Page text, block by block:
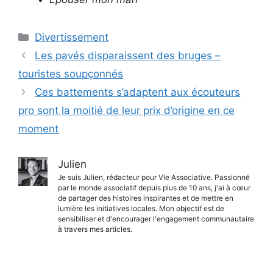
Catégories
Divertissement
Les pavés disparaissent des bruges –
touristes soupçonnés
Ces battements s’adaptent aux écouteurs
pro sont la moitié de leur prix d’origine en ce
moment
Julien
Je suis Julien, rédacteur pour Vie Associative. Passionné
par le monde associatif depuis plus de 10 ans, j'ai à cœur
de partager des histoires inspirantes et de mettre en
lumière les initiatives locales. Mon objectif est de
sensibiliser et d'encourager l'engagement communautaire
à travers mes articles.